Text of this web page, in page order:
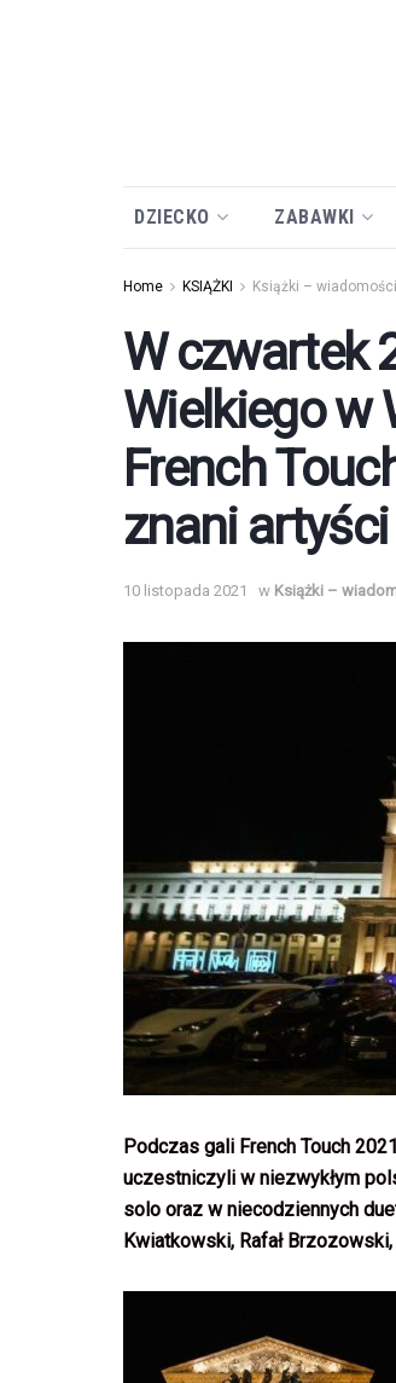
DZIECKO ZABAWKI
Home KSIĄŻKI Książki – wiadomości
W czwartek
Wielkiego w
French
znani
10 listopada 2021 w Książki –
Podczas gali French Touch
uczestniczyli w niezwykłym
solo oraz w niecodziennych
Kwiatkowski, Rafał